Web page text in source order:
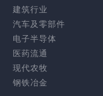
建筑行业
汽车及零部件
电子半导体
医药流通
现代农牧
钢铁冶金